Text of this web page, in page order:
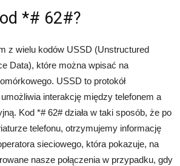
*# 62#?
z wielu kodów USSD (Unstructured
Data), które można wpisać na
USSD to protokół
interakcję między telefonem a
Kod *# 62# działa w taki sposób, że po
telefonu, otrzymujemy informację
sieciowego, która pokazuje, na
nasze połączenia w przypadku, gdy